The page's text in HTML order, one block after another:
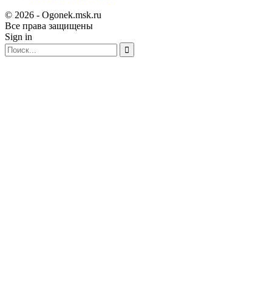
© 2026 - Ogonek.msk.ru
Все права защищены
Sign in